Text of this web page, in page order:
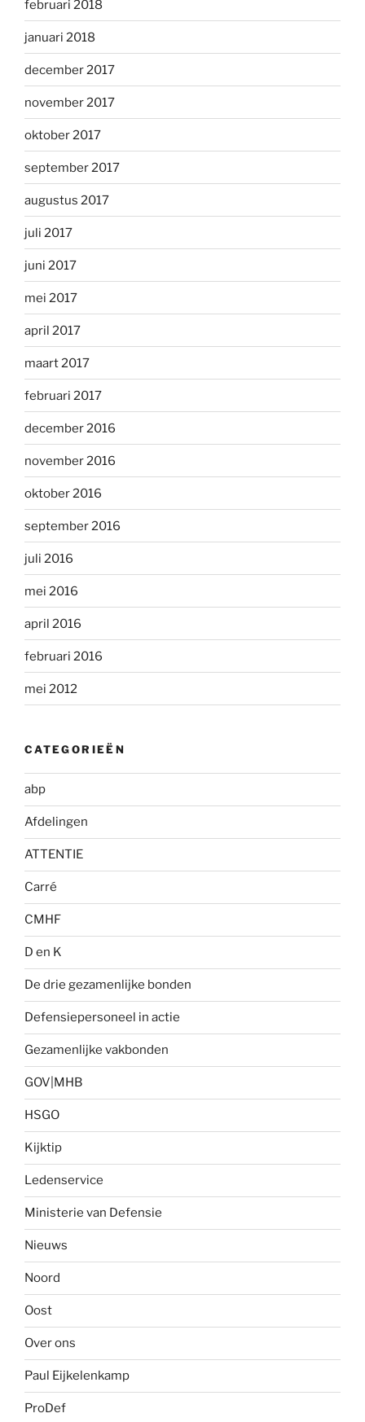
februari 2018
januari 2018
december 2017
november 2017
oktober 2017
september 2017
augustus 2017
juli 2017
juni 2017
mei 2017
april 2017
maart 2017
februari 2017
december 2016
november 2016
oktober 2016
september 2016
juli 2016
mei 2016
april 2016
februari 2016
mei 2012
CATEGORIEËN
abp
Afdelingen
ATTENTIE
Carré
CMHF
D en K
De drie gezamenlijke bonden
Defensiepersoneel in actie
Gezamenlijke vakbonden
GOV|MHB
HSGO
Kijktip
Ledenservice
Ministerie van Defensie
Nieuws
Noord
Oost
Over ons
Paul Eijkelenkamp
ProDef